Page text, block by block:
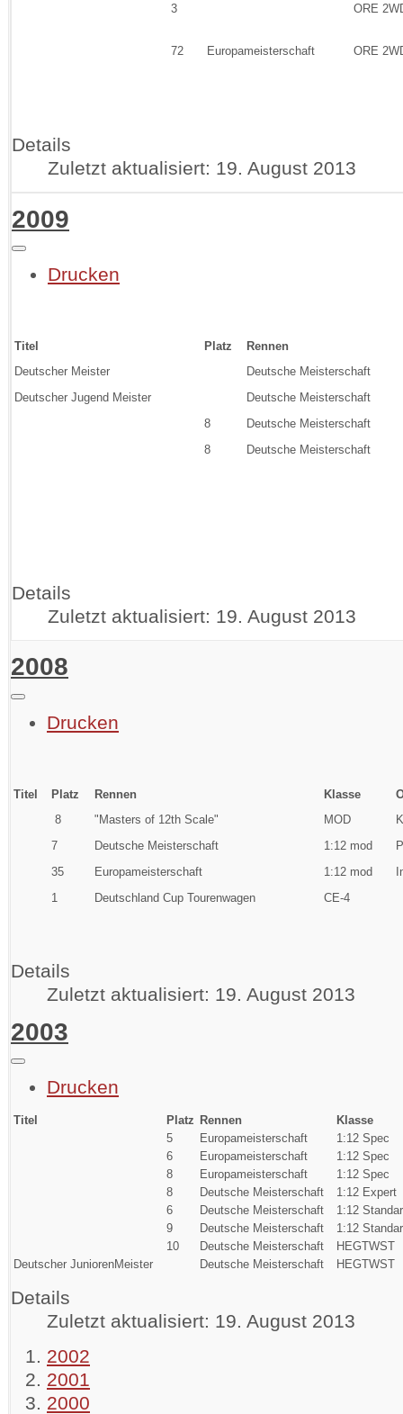
3
ORE
72 Europameisterschaft ORE
Details
Zuletzt aktualisiert: 19. August 2013
2009
Drucken
Titel Platz
Rennen
Deutscher Meister
Deutsche Meisterschaft
Deutscher Jugend Meister
Deutsche Meisterschaft
8
Deutsche Meisterschaft
8
Deutsche Meisterschaft
Details
Zuletzt aktualisiert: 19. August 2013
2008
Drucken
Titel Platz Rennen Klasse
8
"Masters of 12th Scale" MOD
7
Deutsche Meisterschaft 1:12 mod
35
Europameisterschaft 1:12 mod
1
Deutschland Cup Tourenwagen CE-4
Details
Zuletzt aktualisiert: 19. August 2013
2003
Drucken
Titel Platz Rennen
Klasse
5
Europameisterschaft
1:12 Spec
6
Europameisterschaft
1:12 Spec
8
Europameisterschaft
1:12 Spec
8
Deutsche Meisterschaft
1:12 Expert
6
Deutsche Meisterschaft
1:12
9
Deutsche Meisterschaft
1:12
10
Deutsche Meisterschaft
HEGTWST
Deutscher JuniorenMeister
Deutsche Meisterschaft HEGTWST
Details
Zuletzt aktualisiert: 19. August 2013
2002
2001
2000